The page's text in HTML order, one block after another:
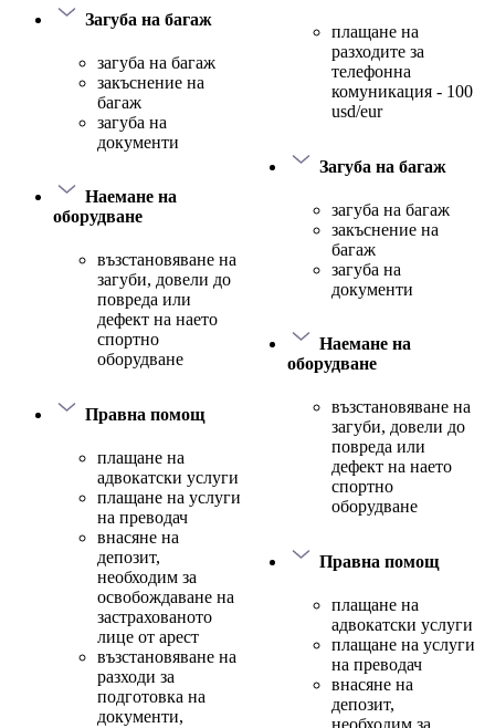
Загуба на багаж
загуба на багаж
закъснение на
багаж
загуба на
документи
Наемане на
оборудване
възстановяване на
загуби, довели до
повреда или
дефект на наето
спортно
оборудване
Правна помощ
плащане на
адвокатски услуги
плащане на услуги
на преводач
внасяне на
депозит,
необходим за
освобождаване на
застрахованото
лице от арест
възстановяване на
разходи за
подготовка на
документи,
плащане на
разходите за
телефонна
комуникация - 100
usd/eur
Загуба на багаж
загуба на багаж
закъснение на
багаж
загуба на
документи
Наемане на
оборудване
възстановяване на
загуби, довели до
повреда или
дефект на наето
спортно
оборудване
Правна помощ
плащане на
адвокатски услуги
плащане на услуги
на преводач
внасяне на
депозит,
необходим за